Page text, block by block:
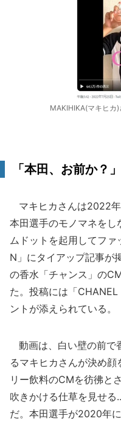
MAKIHIKA(マキヒカ
「本田、お前か？」
マキヒカさんは2022
本田選手のモノマネをし
ムドットを起用してファ
N」にタイアップ記事が
の香水「チャンス」の
た。投稿には「
ントが添えられている。
動画は、白い壁の前で
るマキヒカさんが決め
リー飲料のCMを彷彿と
吹きかける仕草を見せる
だ。本田選手が2020年